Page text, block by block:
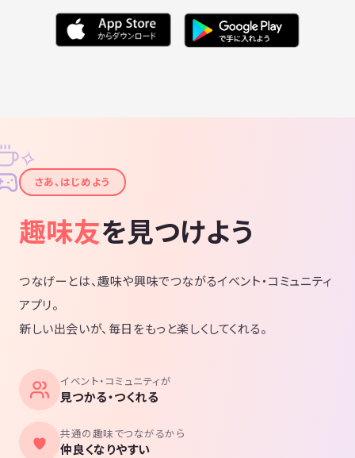
✦
✧
さあ、はじめよう
趣味友を見つけよう
つなげーとは、趣味や興味でつながるイベント・コミュニティ
アプリ。
新しい出会いが、毎日をもっと楽しくしてくれる。
イベント・コミュニティが
見つかる・つくれる
共通の趣味でつながるから
仲良くなりやすい